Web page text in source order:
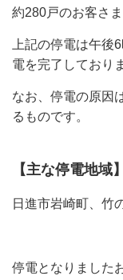
約280戸のお客さ
上記の停電は午後
電を完了しており
なお、停電の原因
るものです。
【主な停電地域】
日進市岩崎町、竹
停電となりました